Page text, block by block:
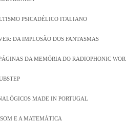
PSICADÉLICO ITALIANO
DA IMPLOSÃO DOS FANTASMAS
DA MEMÓRIA DO RADIOPHONIC
MADE IN PORTUGAL
E A MATEMÁTICA